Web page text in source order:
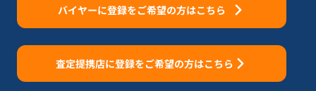
バイヤーに登録をご希望の方はこちら
査定提携店に登録をご希望の方はこちら